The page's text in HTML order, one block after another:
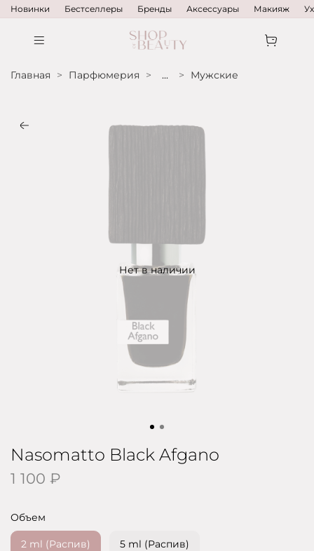
Новинки Бестселлеры Бренды Аксессуары Макияж
Главная Парфюмерия ... Мужские
Нет в наличии
Nasomatto Black Afgano
1 100 ₽
Объем
2 ml (Распив) 5 ml (Распив)